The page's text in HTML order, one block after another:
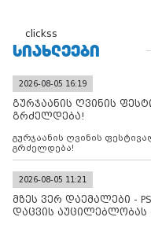
clickss
ᲡᲘᲐᲮᲚᲔᲔᲑᲘ
2026-08-05 16:19
გურჯაანის ღვინის
გრძელდება!
გურჯაანის ღვინის
გრძელდება!
2026-08-05 11:21
მზეს ვერ დაემალები -
დაცვის აუცილებლობას